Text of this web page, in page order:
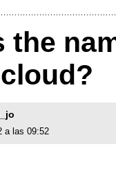
the
a las 09:52